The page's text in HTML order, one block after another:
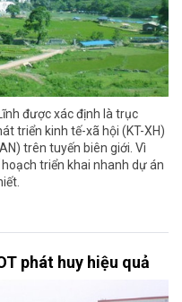
được xác định là trục
triển kinh tế-xã hội (KT-XH)
trên tuyến biên giới. Vì
triển khai nhanh dự án
phát huy hiệu quả